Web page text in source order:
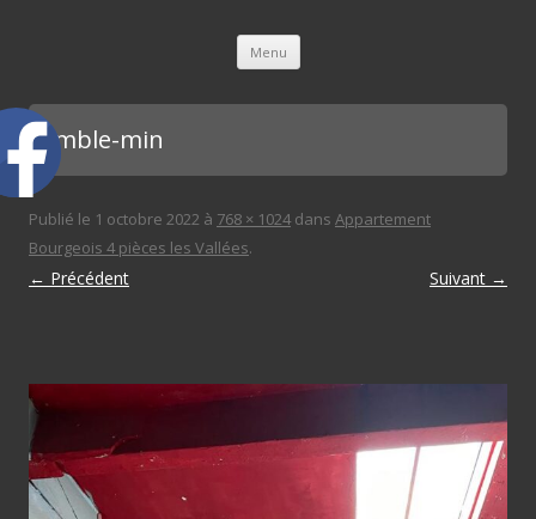
Menu Aller au contenu principal
comble-min
Publié le 1 octobre 2022 à 768 × 1024 dans Appartement
Bourgeois 4 pièces les Vallées.
← Précédent Suivant →